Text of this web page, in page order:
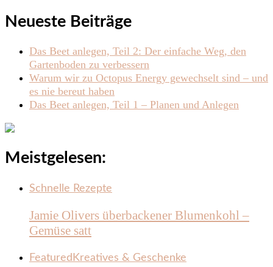
Neueste Beiträge
Das Beet anlegen, Teil 2: Der einfache Weg, den
Gartenboden zu verbessern
Warum wir zu Octopus Energy gewechselt sind – und
es nie bereut haben
Das Beet anlegen, Teil 1 – Planen und Anlegen
Meistgelesen:
Schnelle Rezepte
Jamie Olivers überbackener Blumenkohl –
Gemüse satt
Featured Kreatives & Geschenke